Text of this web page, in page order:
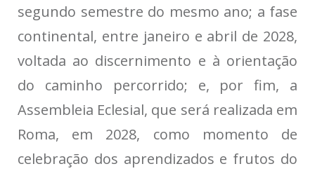
segundo semestre do mesmo ano; a fase
continental, entre janeiro e abril de 2028,
voltada ao discernimento e à orientação
do caminho percorrido; e, por fim, a
Assembleia Eclesial, que será realizada em
Roma, em 2028, como momento de
celebração dos aprendizados e frutos do